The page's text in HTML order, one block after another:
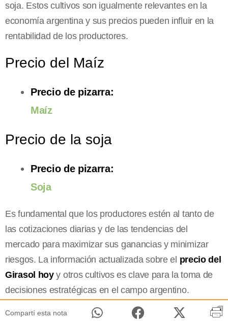
soja. Estos cultivos son igualmente relevantes en la
economía argentina y sus precios pueden influir en la
rentabilidad de los productores.
Precio del Maíz
Precio de pizarra:
Maíz
Precio de la soja
Precio de pizarra:
Soja
Es fundamental que los productores estén al tanto de
las cotizaciones diarias y de las tendencias del
mercado para maximizar sus ganancias y minimizar
riesgos. La información actualizada sobre el precio del
Girasol hoyy otros cultivos es clave para la toma de
decisiones estratégicas en el campo argentino.
Compartí esta nota